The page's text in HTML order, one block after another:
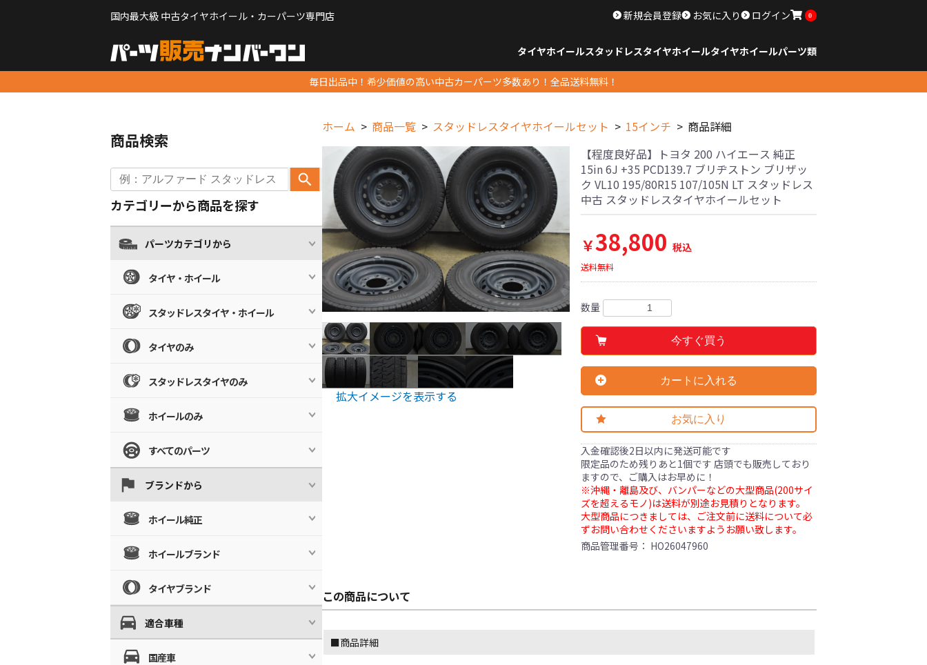
国内最大級 中古タイヤホイール・カーパーツ専門店 新規会員登録 お気に入り ログイン 0
タイヤホイールスタッドレスタイヤホイールタイヤホイールパーツ類
毎日出品中！希少価値の高い中古カーパーツ多数あり！全品送料無料！
ホーム 商品一覧 スタッドレスタイヤホイールセット 15インチ 商品詳細
拡大イメージを表示する
【程度良好品】トヨタ 200 ハイエース 純正
15in 6J +35 PCD139.7 ブリヂストン ブリザッ
ク VL10 195/80R15 107/105N LT スタッドレス
中古 スタッドレスタイヤホイールセット
￥38,800 税込
送料無料
数量
今すぐ買う
カートに入れる
お気に入り
入金確認後2日以内に発送可能です
限定品のため残りあと1個です 店頭でも販売しており
ますので、ご購入はお早めに！
※沖縄・離島及び、バンパーなどの大型商品(200サイ
ズを超えるモノ)は送料が別途お見積りとなります。
大型商品につきましては、ご注文前に送料について必
ずお問い合わせくださいますようお願い致します。
商品管理番号： HO26047960
この商品について
■商品詳細
商品検索
カテゴリーから商品を探す
パーツカテゴリから
タイヤ・ホイール
スタッドレスタイヤ・ホイール
タイヤのみ
スタッドレスタイヤのみ
ホイールのみ
すべてのパーツ
ブランドから
ホイール純正
ホイールブランド
タイヤブランド
適合車種
国産車